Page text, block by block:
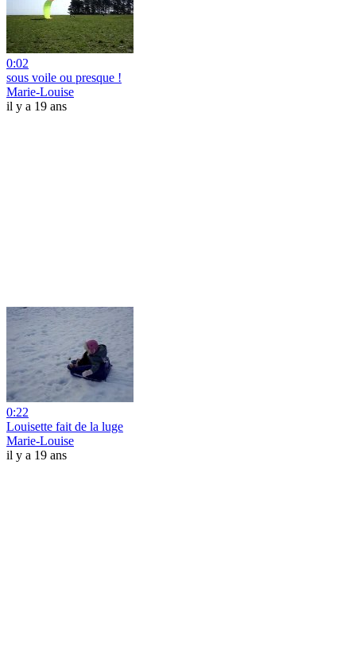
0:02
sous voile ou presque !
Marie-Louise
il y a 19 ans
0:22
Louisette fait de la luge
Marie-Louise
il y a 19 ans